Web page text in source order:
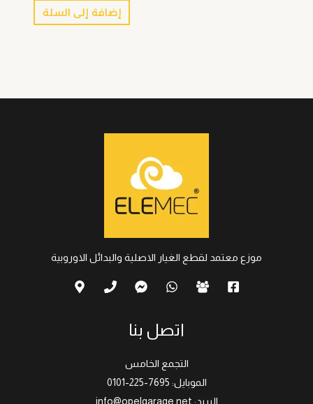
إضافة إلى السلة
موزع معتمد لقطع الغيار الاصلية والبدائل الاوروبية
اتصل بنا
التجمع الخامس
الموبايل: 7695-225-0101
البريد: info@opelgarage.net